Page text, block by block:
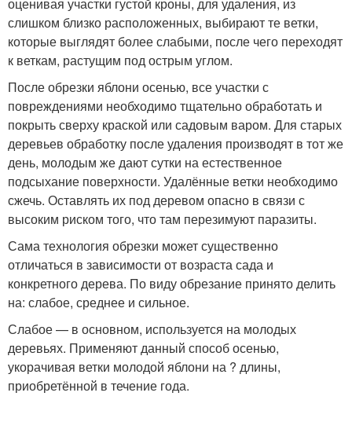
слишком близко расположенных, выбирают те ветки,
которые выглядят более слабыми, после чего переходят
к веткам, растущим под острым углом.
После обрезки яблони осенью, все участки с
повреждениями необходимо тщательно обработать и
покрыть сверху краской или садовым варом. Для старых
деревьев обработку после удаления производят в тот же
день, молодым же дают сутки на естественное
подсыхание поверхности. Удалённые ветки необходимо
сжечь. Оставлять их под деревом опасно в связи с
высоким риском того, что там перезимуют паразиты.
Сама технология обрезки может существенно
отличаться в зависимости от возраста сада и
конкретного дерева. По виду обрезание принято делить
на: слабое, среднее и сильное.
Слабое — в основном, используется на молодых
деревьях. Применяют данный способ осенью,
укорачивая ветки молодой яблони на ? длины,
приобретённой в течение года.